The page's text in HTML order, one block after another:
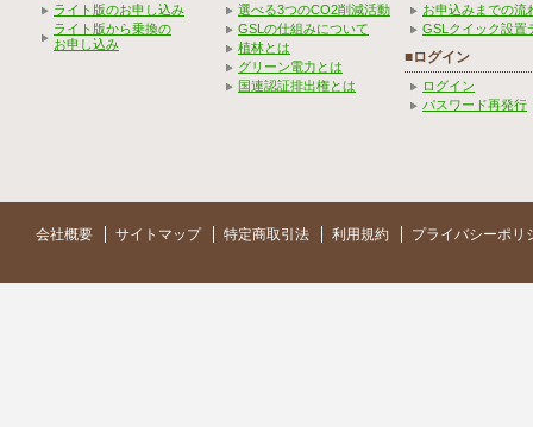
ライト版のお申し込み
ライト版から乗換の
お申し込み
選べる3つのCO2削減活動
GSLの仕組みについて
植林とは
グリーン電力とは
国連認証排出権とは
お申込みまでの流
GSLクイック設置
■ログイン
ログイン
パスワード再発行
会社概要 サイトマップ 特定商取引法 利用規約 プライバシーポリ